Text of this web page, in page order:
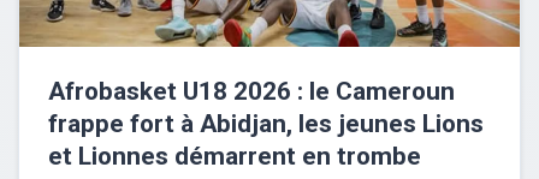
Afrobasket U18 2026 : le Cameroun
frappe fort à Abidjan, les jeunes Lions
et Lionnes démarrent en trombe